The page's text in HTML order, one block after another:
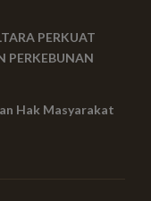
PERKUAT
PERKEBUNAN
Hak Masyarakat